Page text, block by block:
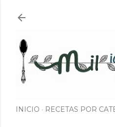
INICIO RECETAS POR